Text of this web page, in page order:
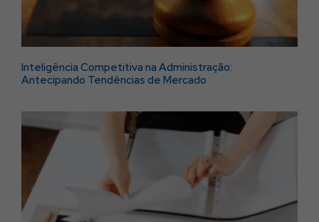
Inteligência Competitiva na Administração:
Antecipando Tendências de Mercado